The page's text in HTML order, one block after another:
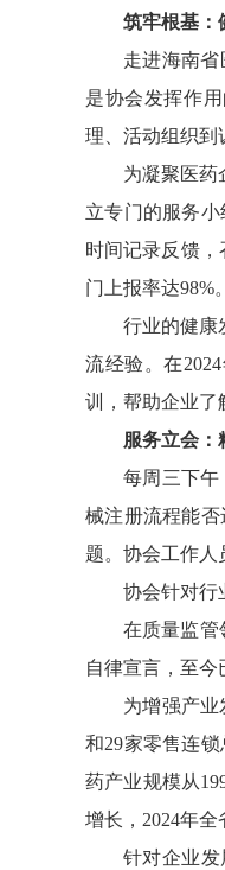
筑牢根基：
走进海南
是协会发挥作
理、活动组织到
为凝聚医药
立专门的服务
时间记录反馈，
门上报率达98%。
行业的健康
流经验。在
训，帮助企业了
服务立会：
每周三下午
械注册流程能
题。协会工作人
协会针对行
在质量监管
自律宣言，至今
为增强产业
和29家零售连
药产业规模从
增长，2024年
针对企业发